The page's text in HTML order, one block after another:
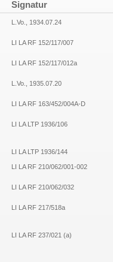
Signatur
L.Vo., 1934.07.24
LI LA RF 152/117/007
LI LA RF 152/117/012a
L.Vo., 1935.07.20
LI LA RF 163/452/004A-D
LI LA LTP 1936/106
LI LA LTP 1936/144
LI LA RF 210/062/001-002
LI LA RF 210/062/032
LI LA RF 217/518a
LI LA RF 237/021 (a)